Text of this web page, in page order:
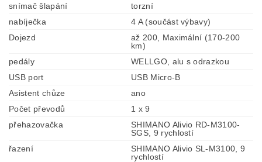
snímač šlapání
torzní
nabíječka
4 A (součást výbavy)
Dojezd
až 200, Maximální (170-200
km)
pedály
WELLGO, alu s odrazkou
USB port
USB Micro-B
Asistent chůze
ano
Počet převodů
1 x 9
přehazovačka
SHIMANO Alivio RD-M3100-
SGS, 9 rychlostí
řazení
SHIMANO Alivio SL-M3100, 9
rychlostí